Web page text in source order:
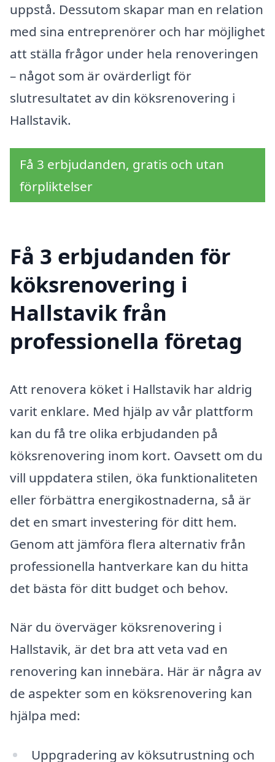
uppstå. Dessutom skapar man en relation
med sina entreprenörer och har möjlighet
att ställa frågor under hela renoveringen
– något som är ovärderligt för
slutresultatet av din köksrenovering i
Hallstavik.
Få 3 erbjudanden, gratis och utan
förpliktelser
Få 3 erbjudanden för
köksrenovering i
Hallstavik från
professionella företag
Att renovera köket i Hallstavik har aldrig
varit enklare. Med hjälp av vår plattform
kan du få tre olika erbjudanden på
köksrenovering inom kort. Oavsett om du
vill uppdatera stilen, öka funktionaliteten
eller förbättra energikostnaderna, så är
det en smart investering för ditt hem.
Genom att jämföra flera alternativ från
professionella hantverkare kan du hitta
det bästa för ditt budget och behov.
När du överväger köksrenovering i
Hallstavik, är det bra att veta vad en
renovering kan innebära. Här är några av
de aspekter som en köksrenovering kan
hjälpa med:
Uppgradering av köksutrustning och